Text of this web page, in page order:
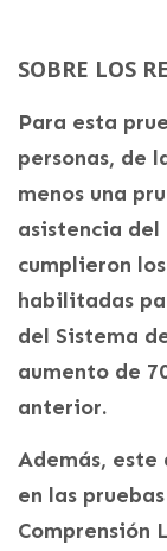
SOBRE LOS
Para esta
personas, de
menos una
asistencia del
cumplieron
habilitadas
del Sistema
aumento de
anterior.
Además,
en las
Comprensión